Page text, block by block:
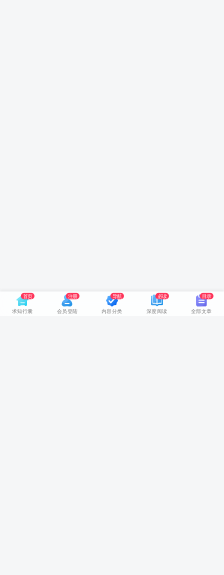
求知行囊
首页
会员登陆
注册
内容分类
导航
深度阅读
必读
全部文章
目录